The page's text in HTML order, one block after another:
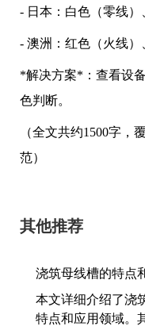
- 日本：白色（零线）
- 澳洲：红色（火线）
*解决方案*：查看设
色判断。
（全文共约1500字，
范）
其他推荐
浇筑母线槽的特点
本文详细介绍了浇
特点和应用领域。